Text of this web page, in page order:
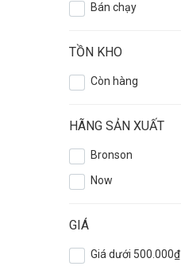
Bán chạy
TỒN KHO
Còn hàng
HÃNG SẢN XUẤT
Bronson
Now
GIÁ
Giá dưới 500.000₫